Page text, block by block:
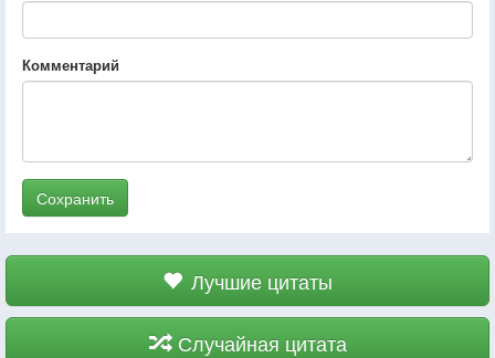
Комментарий
Сохранить
Лучшие цитаты
Случайная цитата